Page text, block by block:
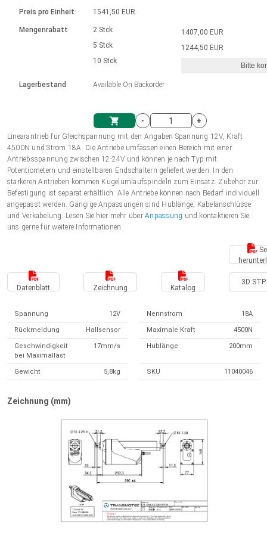
Einheitssystem
Einkaufswagen
Hubmagnete
230 - 50 Hz | 110 - 60 Hz
Drehzahlregelung für die AIS-Serie
Bürstenlose Gleichstrommotoren
mit Planetengetriebe und internem
Ø 28-42| 1-1400 rpm | <= 290Ncm
Bürstenlose DC Motor Controller
Gleichstrommotoren mit
Schneckengetriebe und Bürsten
Ø43-124mm | 31-425rpm | ≤ 41Nm
Treiber für Gleichstrommotoren mit
Synchron-Asynchron | für 1-4 Elektrozylinder
Synchron-Asynchron | für 1-4 Elektrozylinder
Français (EUR)
Polski (EUR)
Norsk (NOK)
Suomi (EUR)
Preis pro Einheit
Mengenrabatt
Lagerbestand
1541,50 EUR
2 Stck
5 Stck
10 Stck
Available On Backorder
1407,00 EUR
1244,50 EUR
Bitte
-
+
Linearantrieb für Gleichspannung mit den Angaben Spannung 12V, Kraft
4500N und Strom 18A. Die Antriebe umfassen einen Bereich mit einer
Antriebsspannung zwischen 12-24V und können je nach Typ mit
Potentiometern und einstellbaren Endschaltern geliefert werden. In den
stärkeren Antrieben kommen Kugelumlaufspindeln zum Einsatz. Zubehör zur
Befestigung ist separat erhältlich. Alle Antriebe können nach Bedarf individuell
angepasst werden. Gängige Anpassungen sind Hublänge, Kabelanschlüsse
und Verkabelung. Lesen Sie hier mehr überAnpassung und kontaktieren Sie
uns gerne für weitere Informationen.
Datenblatt Zeichnung Katalog
3D STP
Spannung 12V Nennstrom 18A
Rückmeldung Hallsensor Maximale Kraft 4500N
Geschwindigkeit
bei Maximallast
17mm/s Hublänge 200mm
Gewicht 5,8kg SKU 11040046
Zeichnung (mm)